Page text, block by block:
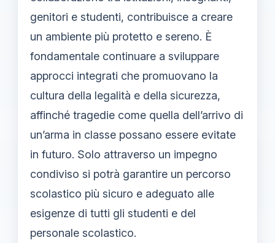
genitori e studenti, contribuisce a creare
un ambiente più protetto e sereno. È
fondamentale continuare a sviluppare
approcci integrati che promuovano la
cultura della legalità e della sicurezza,
affinché tragedie come quella dell’arrivo di
un’arma in classe possano essere evitate
in futuro. Solo attraverso un impegno
condiviso si potrà garantire un percorso
scolastico più sicuro e adeguato alle
esigenze di tutti gli studenti e del
personale scolastico.